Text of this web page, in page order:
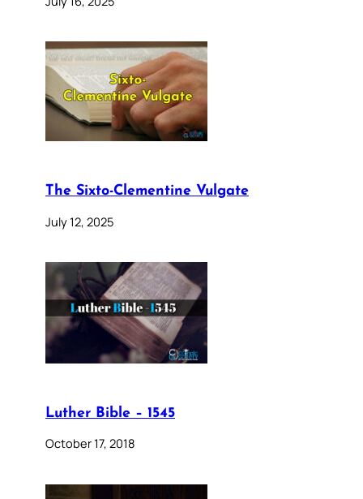
The Sixto-Clementine Vulgate
July 12, 2025
Luther Bible – 1545
October 17, 2018